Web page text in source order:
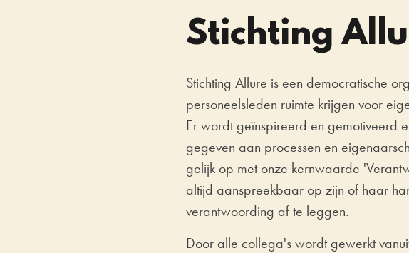
Stichting
Stichting Allure is een democratische
personeelsleden ruimte krijgen voor
Er wordt geïnspireerd en gemotiveerd
gegeven aan processen en
gelijk op met onze kernwaarde
altijd aanspreekbaar op zijn of haar
verantwoording af te leggen.
Door alle collega's wordt gewerkt